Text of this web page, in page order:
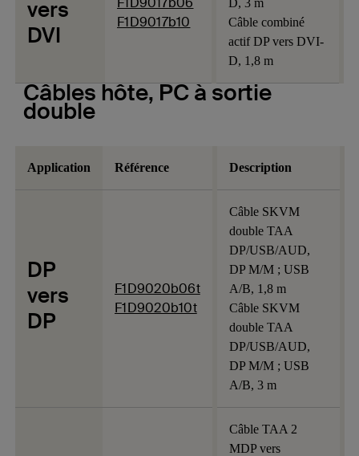
vers
DVI
F1D9017b10
Câble combiné
actif DP vers DVI-
D, 1,8 m
Câbles hôte, PC à sortie
double
Application Référence Description
DP
vers
DP
F1D9020b06t
F1D9020b10t
Câble SKVM
double TAA
DP/USB/AUD,
DP M/M ; USB
A/B, 1,8 m
Câble SKVM
double TAA
DP/USB/AUD,
DP M/M ; USB
A/B, 3 m
Câble TAA 2
MDP vers